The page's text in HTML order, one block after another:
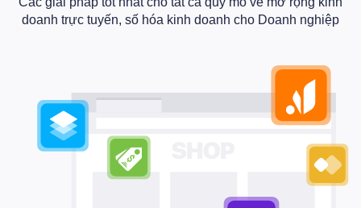
doanh trực tuyến, số hóa kinh doanh cho Doanh nghiệp